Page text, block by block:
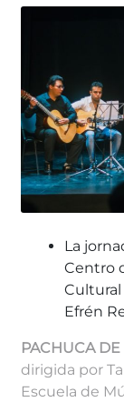
La
Centro
Cultural
Efrén
PACHUCA DE
dirigida por
Escuela de